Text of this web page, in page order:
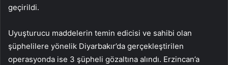
geçirildi.
Uyuşturucu maddelerin temin edicisi ve sahibi olan
şüphelilere yönelik Diyarbakır’da gerçekleştirilen
operasyonda ise 3 şüpheli gözaltına alındı. Erzincan’a